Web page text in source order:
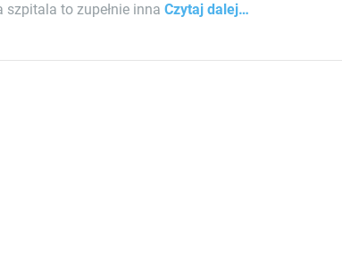
to zupełnie inna Czytaj dalej…